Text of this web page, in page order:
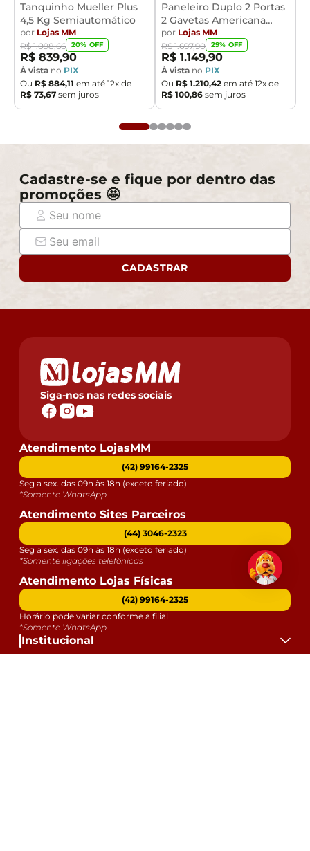
Tanquinho Mueller Plus
4,5 Kg Semiautomático
por Lojas MM
R$ 1.098,66 20% OFF
R$ 839,90
À vista no PIX
Ou R$ 884,11 em até 12x de
R$ 73,67 sem juros
Paneleiro Duplo 2 Portas
2 Gavetas Americana
Henn
por Lojas MM
R$ 1.697,90 29% OFF
R$ 1.149,90
À vista no PIX
Ou R$ 1.210,42 em até 12x de
R$ 100,86 sem juros
Cadastre-se e fique por dentro das
promoções 🤩
CADASTRAR
Siga-nos nas redes sociais
Institucional
Atendimento LojasMM
(42) 99164-2325
Seg a sex. das 09h às 18h (exceto feriado)
*Somente WhatsApp
Atendimento Sites Parceiros
(44) 3046-2323
Seg a sex. das 09h às 18h (exceto feriado)
*Somente ligações telefônicas
Atendimento Lojas Físicas
(42) 99164-2325
Horário pode variar conforme a filial
*Somente WhatsApp